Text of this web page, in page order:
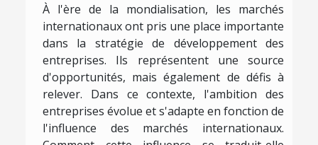
À l'ère de la mondialisation, les marchés
internationaux ont pris une place importante
dans la stratégie de développement des
entreprises. Ils représentent une source
d'opportunités, mais également de défis à
relever. Dans ce contexte, l'ambition des
entreprises évolue et s'adapte en fonction de
l'influence des marchés internationaux.